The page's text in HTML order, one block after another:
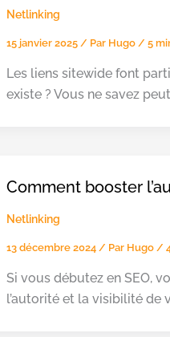
Netlinking
15 janvier 2025 / Par Hugo / 5
Les liens sitewide font
existe ? Vous ne savez
Comment booster
Netlinking
13 décembre 2024 / Par Hugo /
Si vous débutez en SEO,
l’autorité et la visibilité de